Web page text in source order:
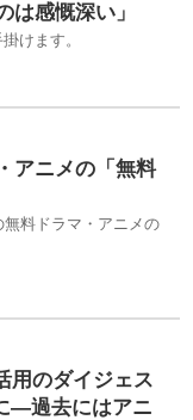
は感慨深い」
けます。
アニメの「無料
料ドラマ・アニメの
用のダイジェス
―過去にはアニ